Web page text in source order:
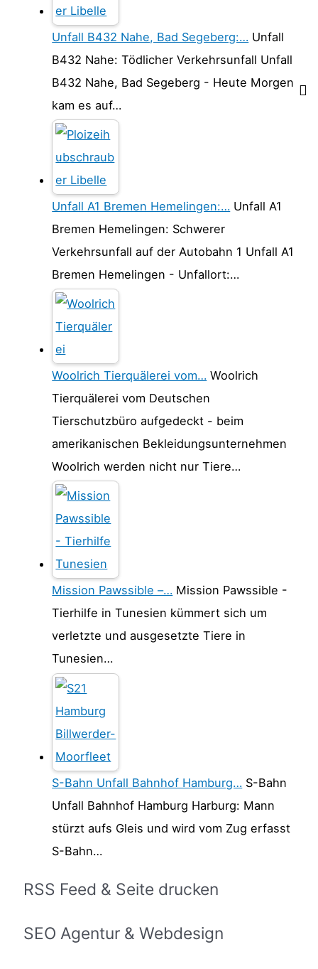
Unfall B432 Nahe, Bad Segeberg:… Unfall
B432 Nahe: Tödlicher Verkehrsunfall Unfall
B432 Nahe, Bad Segeberg - Heute Morgen
kam es auf…
Unfall A1 Bremen Hemelingen:… Unfall A1
Bremen Hemelingen: Schwerer
Verkehrsunfall auf der Autobahn 1 Unfall A1
Bremen Hemelingen - Unfallort:…
Woolrich Tierquälerei vom… Woolrich
Tierquälerei vom Deutschen
Tierschutzbüro aufgedeckt - beim
amerikanischen Bekleidungsunternehmen
Woolrich werden nicht nur Tiere…
Mission Pawssible –… Mission Pawssible -
Tierhilfe in Tunesien kümmert sich um
verletzte und ausgesetzte Tiere in
Tunesien…
S-Bahn Unfall Bahnhof Hamburg… S-Bahn
Unfall Bahnhof Hamburg Harburg: Mann
stürzt aufs Gleis und wird vom Zug erfasst
S-Bahn…
RSS Feed & Seite drucken
SEO Agentur & Webdesign